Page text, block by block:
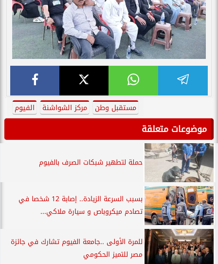
مستقبل وطن مركز الشواشنة الفيوم
موضوعات متعلقة
حملة لتطهير شبكات الصرف بالفيوم
بسبب السرعة الزيادة.. إصابة 12 شخصا في
تصادم ميكروباص و سيارة ملاكي...
للمرة الأولى ..جامعة الفيوم تشارك في جائزة
مصر للتميز الحكومي